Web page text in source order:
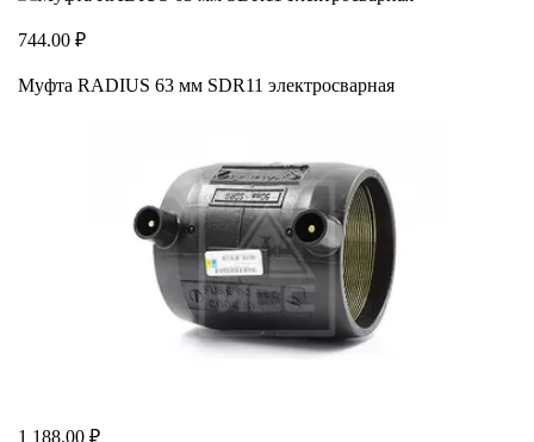
744.00 ₽
Муфта RADIUS 63 мм SDR11 электросварная
1 188.00 ₽